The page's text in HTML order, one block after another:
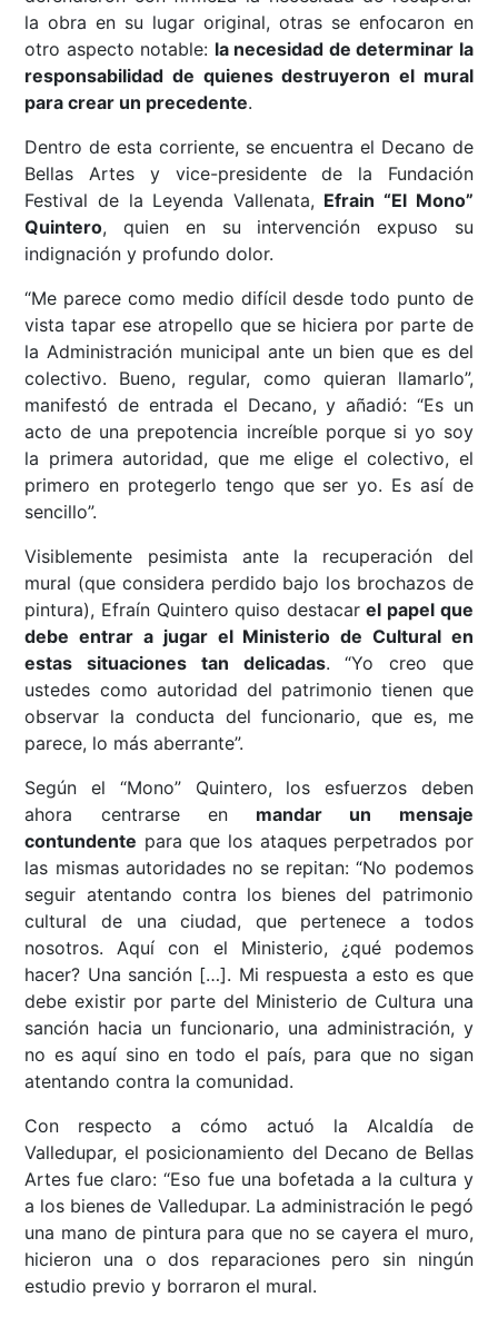
la obra en su lugar original, otras se enfocaron en
otro aspecto notable: la necesidad de determinar la
responsabilidad de quienes destruyeron el mural
para crear un precedente.
Dentro de esta corriente, se encuentra el Decano de
Bellas Artes y vice-presidente de la Fundación
Festival de la Leyenda Vallenata, Efrain “El Mono”
Quintero, quien en su intervención expuso su
indignación y profundo dolor.
“Me parece como medio difícil desde todo punto de
vista tapar ese atropello que se hiciera por parte de
la Administración municipal ante un bien que es del
colectivo. Bueno, regular, como quieran llamarlo”,
manifestó de entrada el Decano, y añadió: “Es un
acto de una prepotencia increíble porque si yo soy
la primera autoridad, que me elige el colectivo, el
primero en protegerlo tengo que ser yo. Es así de
sencillo”.
Visiblemente pesimista ante la recuperación del
mural (que considera perdido bajo los brochazos de
pintura), Efraín Quintero quiso destacarel papel que
debe entrar a jugar el Ministerio de Cultural en
estas situaciones tan delicadas. “Yo creo que
ustedes como autoridad del patrimonio tienen que
observar la conducta del funcionario, que es, me
parece, lo más aberrante”.
Según el “Mono” Quintero, los esfuerzos deben
ahora centrarse en mandar un mensaje
contundente para que los ataques perpetrados por
las mismas autoridades no se repitan: “No podemos
seguir atentando contra los bienes del patrimonio
cultural de una ciudad, que pertenece a todos
nosotros. Aquí con el Ministerio, ¿qué podemos
hacer? Una sanción […]. Mi respuesta a esto es que
debe existir por parte del Ministerio de Cultura una
sanción hacia un funcionario, una administración, y
no es aquí sino en todo el país, para que no sigan
atentando contra la comunidad.
Con respecto a cómo actuó la Alcaldía de
Valledupar, el posicionamiento del Decano de Bellas
Artes fue claro: “Eso fue una bofetada a la cultura y
a los bienes de Valledupar. La administración le pegó
una mano de pintura para que no se cayera el muro,
hicieron una o dos reparaciones pero sin ningún
estudio previo y borraron el mural.